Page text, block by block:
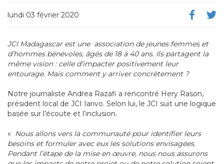
lundi 03 février 2020
JCI Madagascar est une association de jeunes femmes et
d’hommes bénévoles, âgés de 18 à 40 ans. Ils partagent la
même vision : celle d’impacter positivement leur
entourage. Mais comment y arriver concrètement ?
Notre journaliste Andrea Razafi a rencontré Hery Rason,
président local de JCI Iarivo. Selon lui, le JCI suit une logique
basée sur l’écoute et l’inclusion.
« Nous allons vers la communauté pour identifier leurs
besoins et formuler avec eux les solutions envisagées.
Pendant l’étape de la mise en œuvre, nous nous assurons